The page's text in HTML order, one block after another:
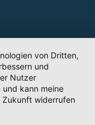
von Dritten,
und
Nutzer
kann meine
Zukunft widerrufen